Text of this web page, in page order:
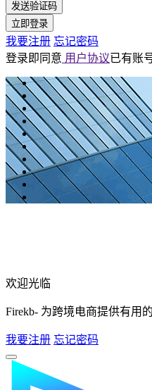
发送验证码
立即登录
我要注册 忘记密码
登录即同意 用户协议已有账
欢迎光临
Firekb- 为跨境电商提供有用
我要注册 忘记密码